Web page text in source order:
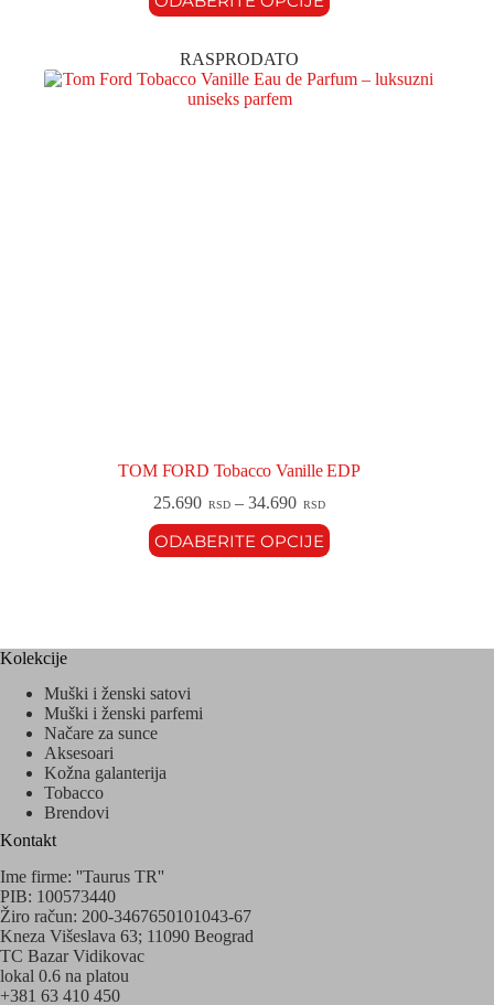
RASPRODATO
TOM FORD Tobacco Vanille EDP
25.690 RSD – 34.690 RSD
ODABERITE OPCIJE
Kolekcije
Muški i ženski satovi
Muški i ženski parfemi
Načare za sunce
Aksesoari
Kožna galanterija
Tobacco
Brendovi
Kontakt
Ime firme: ''Taurus TR''
PIB: 100573440
Žiro račun: 200-3467650101043-67
Kneza Višeslava 63; 11090 Beograd
TC Bazar Vidikovac
lokal 0.6 na platou
+381 63 410 450